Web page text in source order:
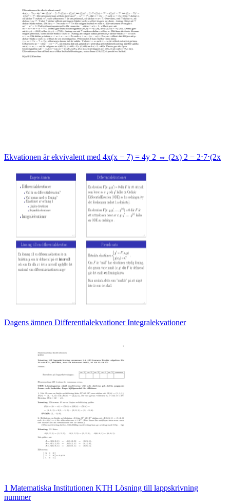
Ekvationen är ekvivalent med 4x(x − 7) = 4y 2 ⇔ (2x) 2 − 2⋅7⋅(2x
Dagens ämnen Differentialekvationer Integralekvationer
1 Matematiska Institutionen KTH Lösning till lappskrivning
nummer